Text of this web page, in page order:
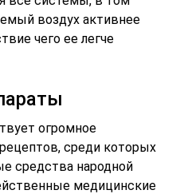
воздух активнее
чего ее легче
огромное
среди которых
средства народной
медицинские